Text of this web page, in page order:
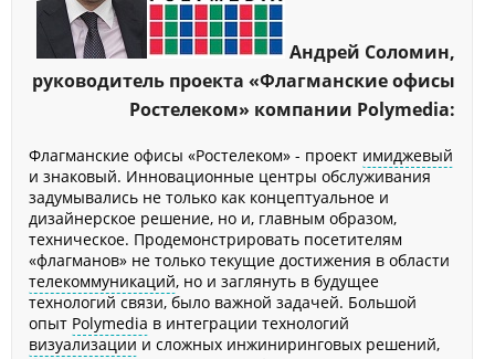
Андрей Соломин,
руководитель проекта «Флагманские офисы
Ростелеком» компании Polymedia:
Флагманские офисы «Ростелеком» - проект имиджевый
и знаковый. Инновационные центры обслуживания
задумывались не только как концептуальное и
дизайнерское решение, но и, главным образом,
техническое. Продемонстрировать посетителям
«флагманов» не только текущие достижения в области
телекоммуникаций, но и заглянуть в будущее
технологий связи, было важной задачей. Большой
опыт Polymedia в интеграции технологий
визуализации и сложных инжиниринговых решений,